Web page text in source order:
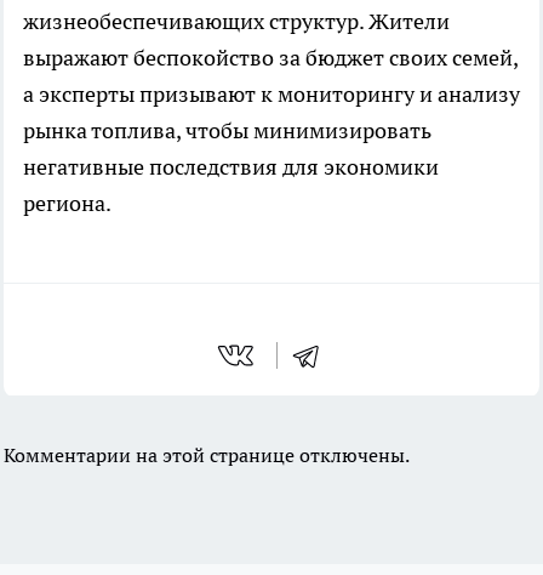
жизнеобеспечивающих структур. Жители
выражают беспокойство за бюджет своих семей,
а эксперты призывают к мониторингу и анализу
рынка топлива, чтобы минимизировать
негативные последствия для экономики
региона.
Комментарии на этой странице отключены.